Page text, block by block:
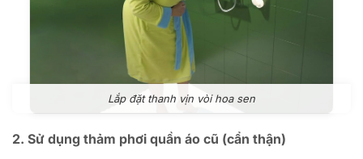
Lắp đặt thanh vịn vòi hoa sen
2. Sử dụng thảm phơi quần áo cũ (cẩn thận)